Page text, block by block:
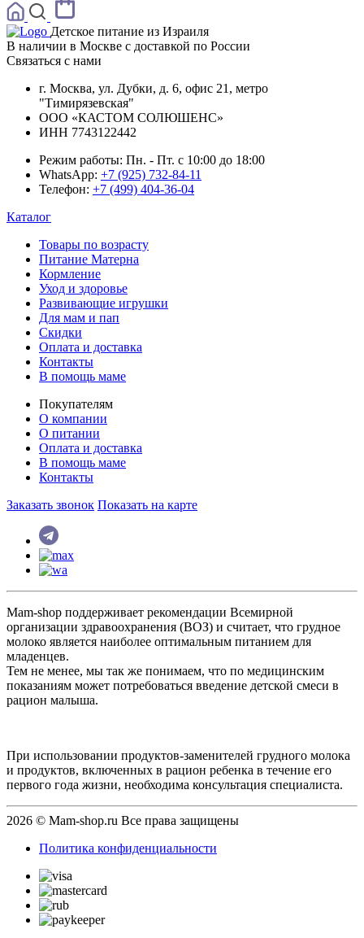
Детское питание из Израиля
В наличии в Москве с доставкой по России
Связаться с нами
г. Москва, ул. Дубки, д. 6, офис 21, метро
"Тимирязевская"
ООО «КАСТОМ СОЛЮШЕНС»
ИНН 7743122442
Режим работы: Пн. - Пт. с 10:00 до 18:00
WhatsApp: +7 (925) 732-84-11
Телефон: +7 (499) 404-36-04
Каталог
Товары по возрасту
Питание Матерна
Кормление
Уход и здоровье
Развивающие игрушки
Для мам и пап
Скидки
Оплата и доставка
Контакты
В помощь маме
Покупателям
О компании
О питании
Оплата и доставка
В помощь маме
Контакты
Заказать звонок Показать на карте
Mam-shop поддерживает рекомендации Всемирной
организации здравоохранения (ВОЗ) и считает, что грудное
молоко является наиболее оптимальным питанием для
младенцев.
Тем не менее, мы так же понимаем, что по медицинским
показаниям может потребоваться введение детской смеси в
рацион малыша.
При использовании продуктов-заменителей грудного молока
и продуктов, включенных в рацион ребенка в течение его
первого года жизни, необходима консультация специалиста.
2026 © Mam-shop.ru Все права защищены
Политика конфиденциальности